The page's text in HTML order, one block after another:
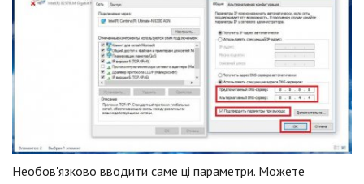
Необов'язково вводити саме ці параметри. Можете